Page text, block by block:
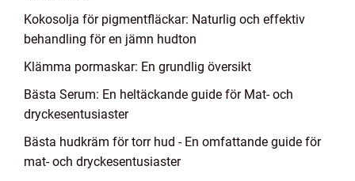
Kokosolja för pigmentfläckar: Naturlig och effektiv
behandling för en jämn hudton
Klämma pormaskar: En grundlig översikt
Bästa Serum: En heltäckande guide för Mat- och
dryckesentusiaster
Bästa hudkräm för torr hud - En omfattande guide för
mat- och dryckesentusiaster